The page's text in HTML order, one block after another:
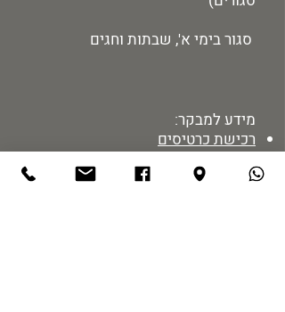
סגור בימי א', שבתות וחגים
מידע למבקר:
רכישת כרטיסים
מיקום ותחבורה
הזמנת הדרכות